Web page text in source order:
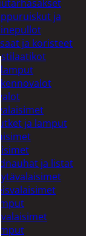
ja
ja koristeet
lamput
ja lamput
ja listat